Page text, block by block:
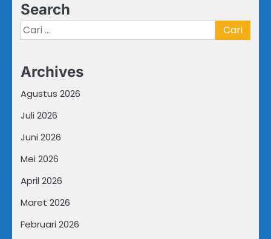
Search
Cari
untuk:
Archives
Agustus 2026
Juli 2026
Juni 2026
Mei 2026
April 2026
Maret 2026
Februari 2026